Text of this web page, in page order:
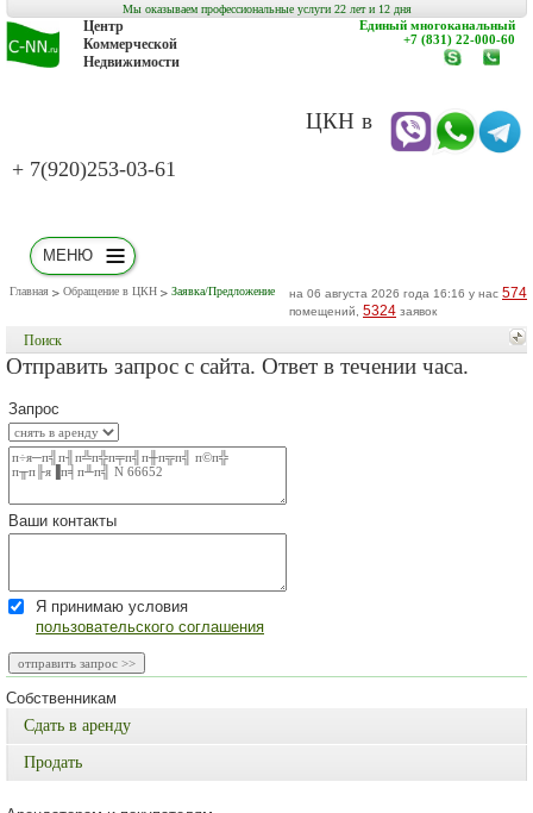
Мы оказываем профессиональные услуги 22 лет и 12 дня
Центр
Коммерческой
Недвижимости
ЦКН в
+ 7(920)253-03-61
Единый многоканальный
+7 (831) 22-000-60
www.c-
МЕНЮ
Главная Обращение в ЦКН Заявка/Предложение на 06 августа 2026 года 16:16 у нас 574
помещений, 5324 заявок
Поиск
Отправить запрос с сайта. Ответ в течении часа.
Запрос
Ваши контакты
Я принимаю условия
пользовательского соглашения
Собственникам
Сдать в аренду
Продать